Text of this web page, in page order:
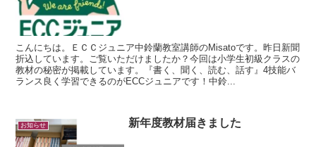
こんにちは。ＥＣＣジュニア中鈴蘭教室講師のMisatoです。昨日新聞
折込しています。ご覧いただけましたか？今回は小学生初級クラスの
教材の秘密が掲載しています。『書く、聞く、読む、話す』4技能バ
ランス良く学習できるのがECCジュニアです！中鈴...
お知らせ 新年度教材届きました